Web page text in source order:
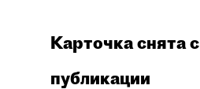
Карточка снята с
публикации